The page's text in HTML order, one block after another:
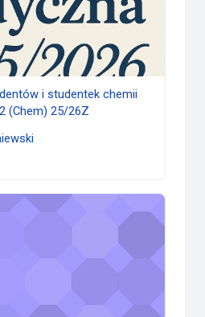
i studentek chemii
(Chem) 25/26Z
intelektualnej 25/26Z